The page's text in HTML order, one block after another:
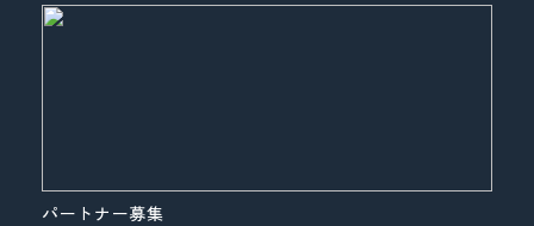
パートナー募集